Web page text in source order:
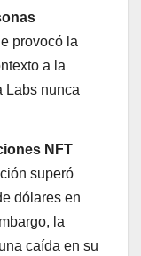
provocó la
a la
Labs nunca
NFT
superó
dólares en
la
caída en su